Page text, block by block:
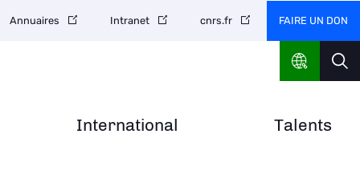
International Talents
Annuaires Intranet cnrs.fr FAIRE UN DON